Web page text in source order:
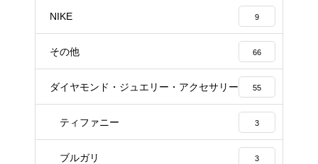
NIKE 9
その他 66
ダイヤモンド・ジュエリー・アクセサリー 55
ティファニー 3
ブルガリ 3